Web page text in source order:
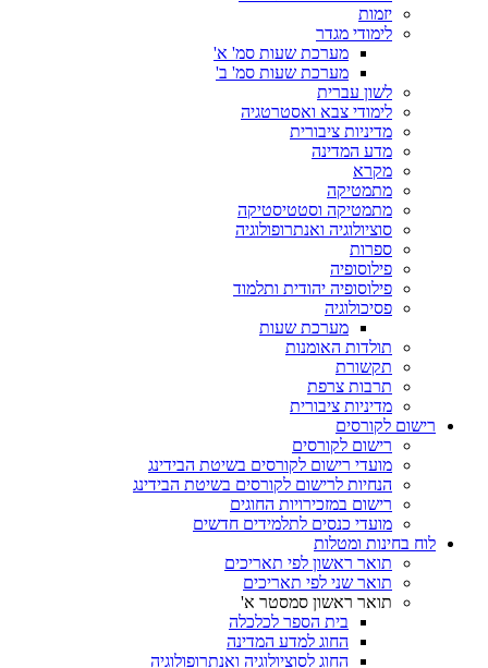
יזמות
לימודי מגדר
מערכת שעות סמ' א'
מערכת שעות סמ' ב'
לשון עברית
לימודי צבא ואסטרטגיה
מדיניות ציבורית
מדע המדינה
מקרא
מתמטיקה
מתמטיקה וסטטיסטיקה
סוציולוגיה ואנתרופולוגיה
ספרות
פילוסופיה
פילוסופיה יהודית ותלמוד
פסיכולוגיה
מערכת שעות
תולדות האומנות
תקשורת
תרבות צרפת
מדיניות ציבורית
רישום לקורסים
רישום לקורסים
מועדי רישום לקורסים בשיטת הבידינג
הנחיות לרישום לקורסים בשיטת הבידינג
רישום במזכירויות החוגים
מועדי כנסים לתלמידים חדשים
לוח בחינות ומטלות
תואר ראשון לפי תאריכים
תואר שני לפי תאריכים
תואר ראשון סמסטר א'
בית הספר לכלכלה
החוג למדע המדינה
החוג לסוציולוגיה ואנתרופולוגיה